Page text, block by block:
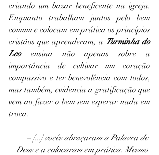
criando um bazar beneficente na igreja.
Enquanto trabalham juntos pelo bem
comum e colocam em prática os princípios
cristãos que aprenderam, a Turminha do
Leo ensina não apenas sobre a
importância de cultivar um coração
compassivo e ter benevolência com todos,
mas também, evidencia a gratificação que
vem ao fazer o bem sem esperar nada em
troca.
– [...] vocês abraçaram a Palavra de
Deus e a colocaram em prática. Mesmo